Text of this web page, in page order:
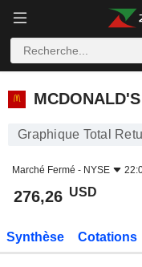
Graphique Total
Marché Fermé - NYSE
276,26 USD
Synthèse Cotations